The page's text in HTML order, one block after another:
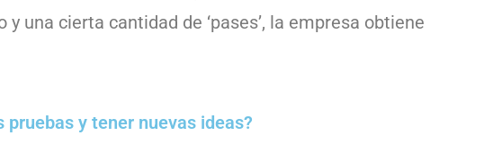
una cierta cantidad de ‘pases’, la empresa obtiene
y tener nuevas ideas?